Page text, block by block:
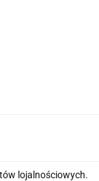
lojalnościowych.